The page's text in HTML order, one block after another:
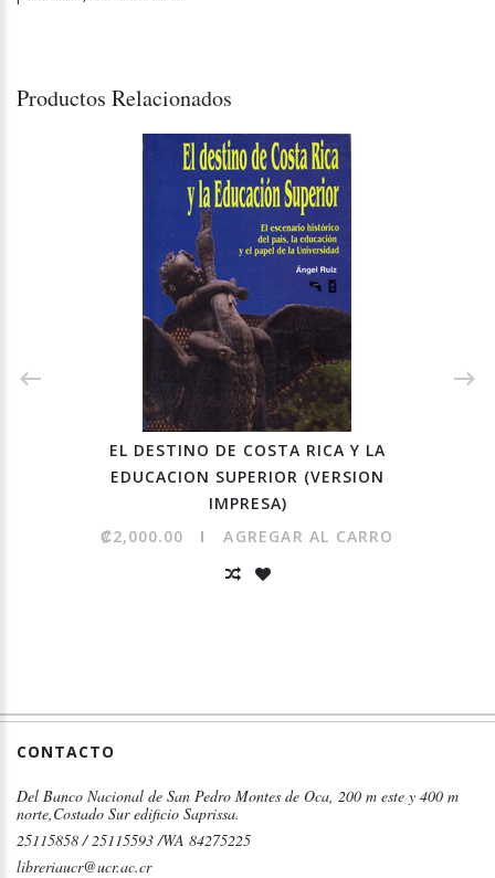
Productos Relacionados
EL DESTINO DE COSTA RICA Y LA
EDUCACION SUPERIOR (VERSION
IMPRESA)
₡2,000.00
AGREGAR AL CARRO
CONTACTO
Del Banco Nacional de San Pedro Montes de Oca, 200 m este y 400 m
norte,Costado Sur edificio Saprissa.
25115858 / 25115593 /WA 84275225
libreriaucr@ucr.ac.cr